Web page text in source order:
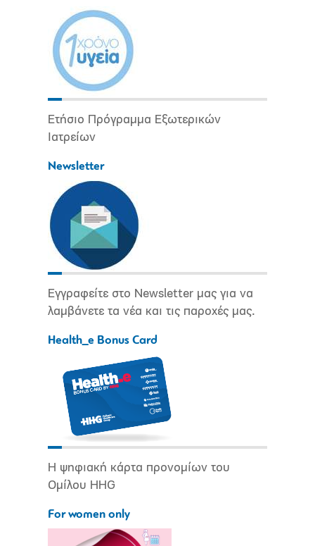
Ετήσιο Πρόγραμμα Εξωτερικών
Ιατρείων
Newsletter
Εγγραφείτε στο Newsletter μας για να
λαμβάνετε τα νέα και τις παροχές μας.
Health_e Bonus Card
Η ψηφιακή κάρτα προνομίων του
Ομίλου HHG
For women only